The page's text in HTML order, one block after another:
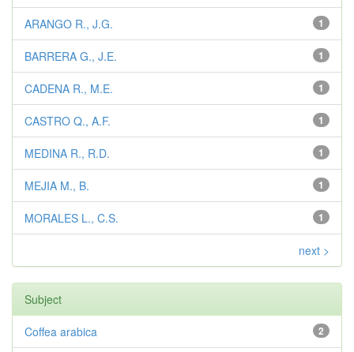
1
ARANGO R., J.G.
1
BARRERA G., J.E.
1
CADENA R., M.E.
1
CASTRO Q., A.F.
1
MEDINA R., R.D.
1
MEJIA M., B.
1
MORALES L., C.S.
next >
Subject
2
Coffea arabica